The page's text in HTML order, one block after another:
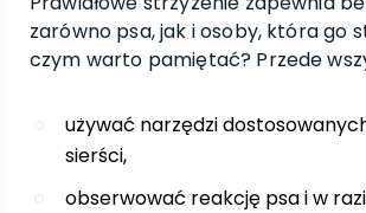
zarówno psa, jak i osoby, która go
czym warto pamiętać? Przede
używać narzędzi
sierści,
obserwować reakcję psa i w